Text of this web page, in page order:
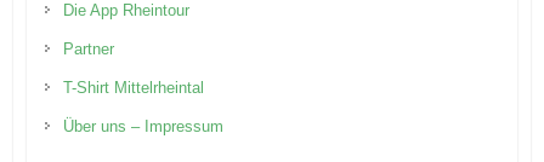
Die App Rheintour
Partner
T-Shirt Mittelrheintal
Über uns – Impressum